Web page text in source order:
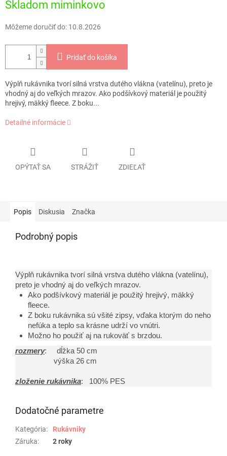
cena:
Skladom miminkovo
Môžeme doručiť do: 10.8.2026
Pridať do košíka
Výplň rukávnika tvorí silná vrstva dutého vlákna (vatelínu), preto je
vhodný aj do veľkých mrazov. Ako podšívkový materiál je použitý
hrejivý, mäkký fleece. Z boku...
Detailné informácie
OPÝTAŤ SA STRÁŽIŤ ZDIEĽAŤ
Popis Diskusia Značka
Podrobný popis
Výplň rukávnika tvorí silná vrstva dutého vlákna (vatelínu),
preto je vhodný aj do veľkých mrazov.
Ako podšívkový materiál je použitý hrejivý, mäkký
fleece.
Z boku rukávnika sú všité zipsy, vďaka ktorým do neho
nefúka a teplo sa krásne udrží vo vnútri.
Možno ho použiť aj na rukoväť s brzdou.
rozmery: dĺžka 50 cm
výška 26 cm
zloženie rukávnika: 100% PES
Dodatočné parametre
Kategória:
Rukávniky
Záruka: 2 roky